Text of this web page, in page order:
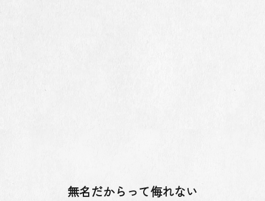
無名だからって侮れない